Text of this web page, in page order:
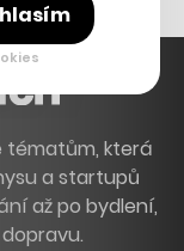
tématům, která
a startupů
až po bydlení,